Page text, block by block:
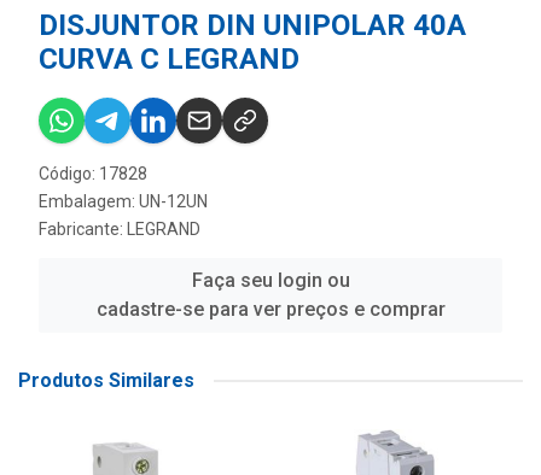
DISJUNTOR DIN UNIPOLAR 40A
CURVA C LEGRAND
Código: 17828
Embalagem: UN-12UN
Fabricante:
LEGRAND
Faça seu login ou
cadastre-se para ver preços e comprar
Produtos Similares